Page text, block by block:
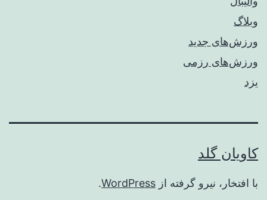
وبلاگ
ورزش‌های جدید
ورزش‌های رزمی
یزد
کاویان گلد
با افتخار، نیرو گرفته از WordPress
.